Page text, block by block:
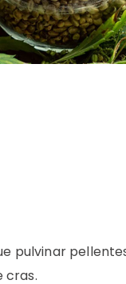
pulvinar
cras.